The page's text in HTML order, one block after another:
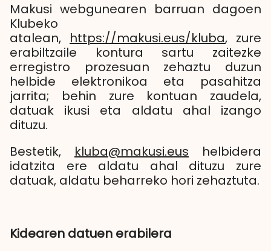
Makusi webgunearen barruan dagoen
Klubeko
atalean, https://makusi.eus/kluba, zure
erabiltzaile kontura sartu zaitezke
erregistro prozesuan zehaztu duzun
helbide elektronikoa eta pasahitza
jarrita; behin zure kontuan zaudela,
datuak ikusi eta aldatu ahal izango
dituzu.
Bestetik, kluba@makusi.eus helbidera
idatzita ere aldatu ahal dituzu zure
datuak, aldatu beharreko hori zehaztuta.
Kidearen datuen erabilera